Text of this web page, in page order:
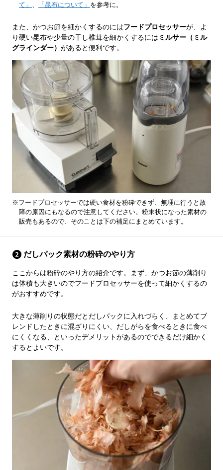
て」 、 「昆布について」 を参考に。
また、かつお節を細かくするのにはフードプロセッサーが、よ
り硬い昆布や少量の干し椎茸を細かくするには ミルサー（ミル
グラインダー） があると便利です。
※フードプロセッサーでは硬い食材を粉砕できず、無理に行うと故
障の原因にもなるので注意してください。粉末状になった素材の
販売もあるので、そのことは下の補足にまとめています。
だしパック素材の粉砕のやり方
ここからは粉砕のやり方の紹介です。まず、かつお節の薄削り
は体積も大きいのでフードプロセッサーを使って細かくするの
がおすすめです。
大きな薄削りの状態だとだしパックに入れづらく、まとめてブ
レンドしたときに混ざりにくい、だしがらを食べるときに食べ
にくくなる、といったデメリットがあるのでできるだけ細かく
するとよいです。